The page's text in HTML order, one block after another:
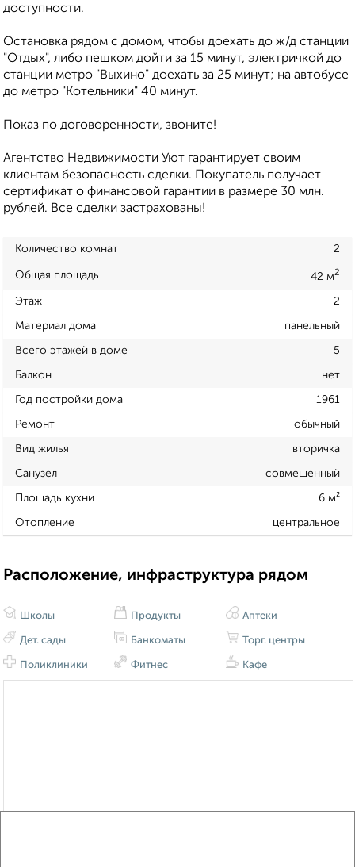
доступности.
Остановка рядом с домом, чтобы доехать до ж/д станции
"Отдых", либо пешком дойти за 15 минут, электричкой до
станции метро "Выхино" доехать за 25 минут; на автобусе
до метро "Котельники" 40 минут.
Показ по договоренности, звоните!
Агентство Недвижимости Уют гарантирует своим
клиентам безопасность сделки. Покупатель получает
сертификат о финансовой гарантии в размере 30 млн.
рублей. Все сделки застрахованы!
Количество комнат 2
Общая площадь 42 м2
Этаж 2
Материал дома панельный
Всего этажей в доме 5
Балкон нет
Год постройки дома 1961
Ремонт обычный
Вид жилья вторичка
Санузел совмещенный
Площадь кухни 6 м²
Отопление центральное
Расположение, инфраструктура рядом
Школы
Дет. сады
Поликлиники
Продукты
Банкоматы
Фитнес
Аптеки
Торг. центры
Кафе